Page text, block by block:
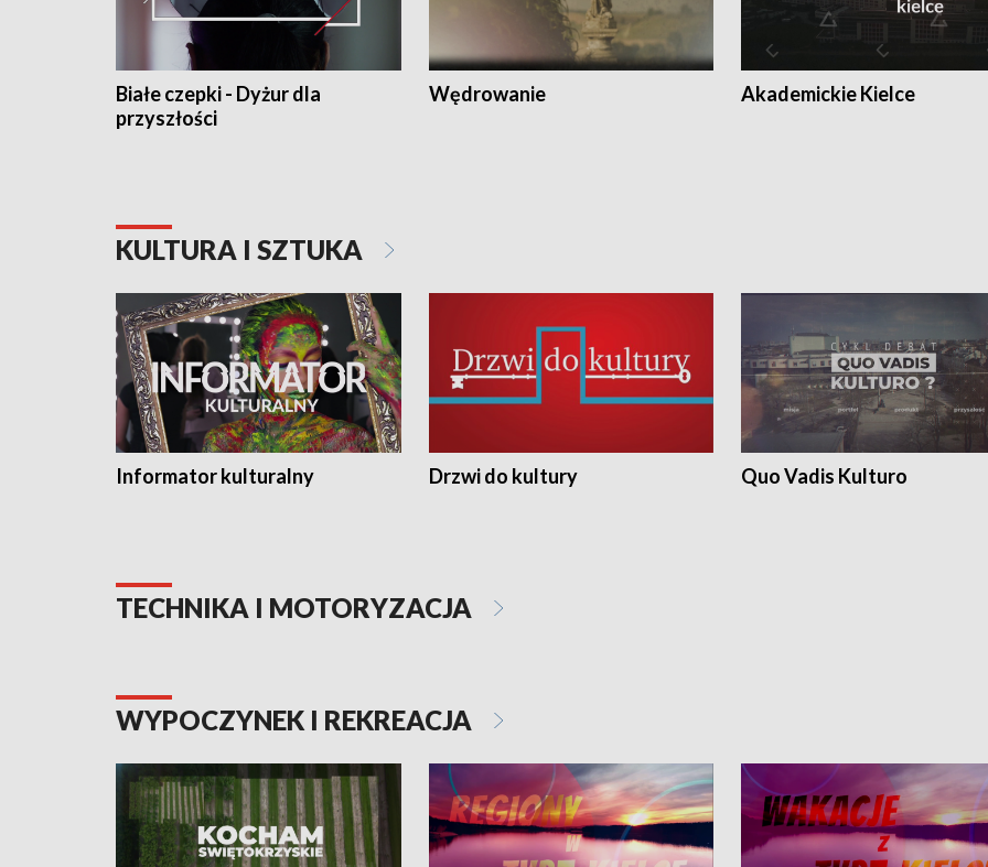
Białe czepki - Dyżur dla
przyszłości
Wędrowanie Akademickie Kielce
KULTURA I SZTUKA
Informator kulturalny Drzwi do kultury Quo Vadis Kulturo
TECHNIKA I MOTORYZACJA
WYPOCZYNEK I REKREACJA